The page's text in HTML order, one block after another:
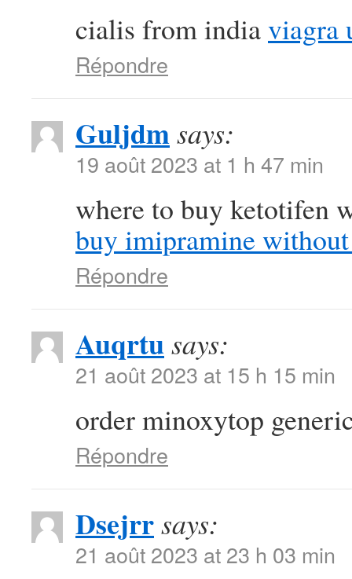
cialis from indiaviagra
Répondre
Guljdmsays:
19 août 2023 at 1 h 47 min
where to buy ketotifen
buy imipramine
Répondre
Auqrtusays:
21 août 2023 at 15 h 15 min
order minoxytop
Répondre
Dsejrrsays:
21 août 2023 at 23 h 03 min